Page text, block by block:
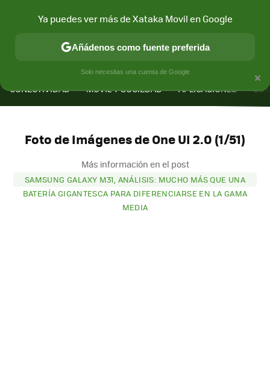
CONECTIVIDAD MÓVIL Y SOCIEDAD APLICACIONES
Foto de Imágenes de One UI 2.0 (1/51)
Más información en el post
SAMSUNG GALAXY M31, ANÁLISIS: MUCHO MÁS QUE UNA
BATERÍA GIGANTESCA PARA DIFERENCIARSE EN LA GAMA
MEDIA
×
Ya puedes ver más de Xataka Movil en Google
Añádenos como fuente preferida
Solo necesitas una cuenta de Google